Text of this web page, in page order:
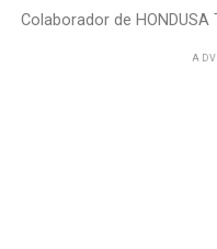
Colaborador de HONDUSA